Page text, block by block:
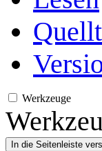
Werkzeuge
In die Seitenleiste